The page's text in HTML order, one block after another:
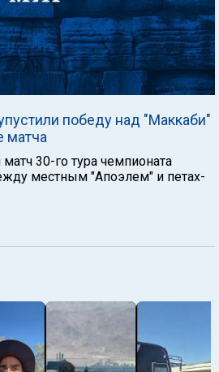
победу над "Маккаби"
матча
30-го тура чемпионата
местным "Апоэлем" и петах-